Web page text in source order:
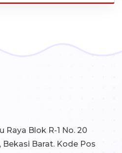
Raya Blok R-1 No. 20
Bekasi Barat. Kode Pos